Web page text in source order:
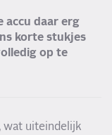
accu daar erg
korte stukjes
op te
wat uiteindelijk